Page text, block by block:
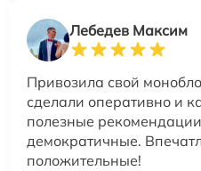
Лебедев Максим
Привозила свой
сделали оперативно и
полезные
демократичные.
положительные!